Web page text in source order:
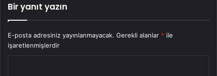
Bir yanıt yazın
E-posta adresiniz yayınlanmayacak. Gerekli alanlar * ile
işaretlenmişlerdir